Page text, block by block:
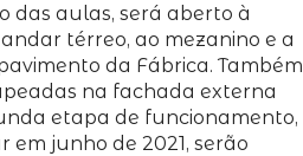
das aulas, será aberto à
térreo, ao mezanino e a
da Fábrica. Também
na fachada externa
etapa de funcionamento,
junho de 2021, serão